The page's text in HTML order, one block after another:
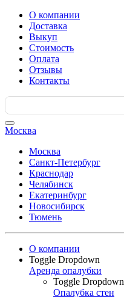
О компании
Доставка
Выкуп
Стоимость
Оплата
Отзывы
Контакты
Search
for:
Москва
Москва
Санкт-Петербург
Краснодар
Челябинск
Екатеринбург
Новосибирск
Тюмень
О компании
Toggle Dropdown
Аренда опалубки
Toggle Dropdown
Опалубка стен